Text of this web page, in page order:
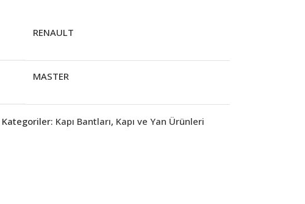
RENAULT
MASTER
Kategoriler: Kapı Bantları, Kapı ve Yan Ürünleri